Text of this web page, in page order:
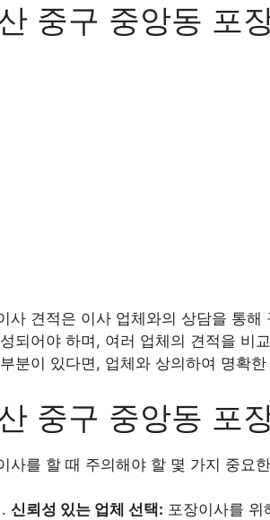
중구 중앙동 포
사 견적은 이사 업체와의 상담을 통
되어야 하며, 여러 업체의 견적을 비
분이 있다면, 업체와 상의하여 명확
중구 중앙동 포
사를 할 때 주의해야 할 몇 가지 중요
신뢰성 있는 업체 선택: 포장이사를 위